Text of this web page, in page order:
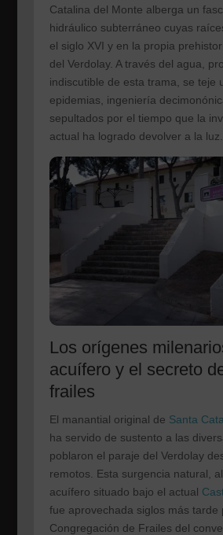
Catalina del Monte alberga un
hidráulico subterráneo cuyas
el siglo XVI y en la propia
del Verdolay. A través del agua,
indiscutible de esta trama, se teje
epidemias, ingeniería
sepultados por el tiempo que la
actual ha logrado devolver a la luz.
Los orígenes
acuífero y el secreto
frailes
El manantial original de Santa
ha servido de sustento a las
poblaron el paraje del Verdolay
remotos. Esta surgencia natural,
acuífero situado bajo el actual
fue aprovechada siglos más tarde
Congregación de Frailes del